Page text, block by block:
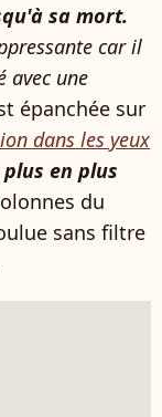
sa mort.
car il
avec une
épanchée sur
dans les yeux
en plus
du
sans filtre